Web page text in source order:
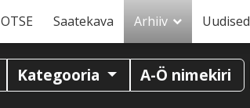
OTSE Saatekava Arhiiv Uudised
Kategooria A-Ö nimekiri